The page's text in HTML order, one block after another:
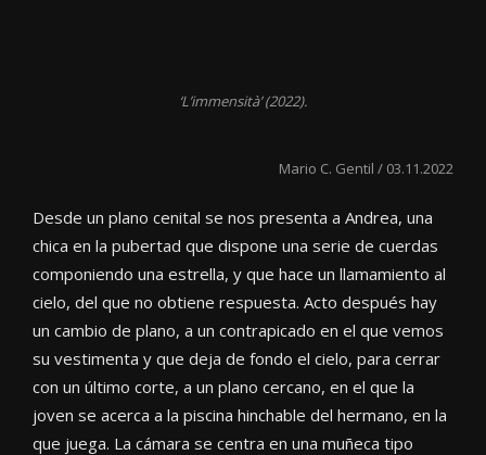
‘L’immensità’ (2022).
Mario C. Gentil / 03.11.2022
Desde un plano cenital se nos presenta a Andrea, una
chica en la pubertad que dispone una serie de cuerdas
componiendo una estrella, y que hace un llamamiento al
cielo, del que no obtiene respuesta. Acto después hay
un cambio de plano, a un contrapicado en el que vemos
su vestimenta y que deja de fondo el cielo, para cerrar
con un último corte, a un plano cercano, en el que la
joven se acerca a la piscina hinchable del hermano, en la
que juega. La cámara se centra en una muñeca tipo